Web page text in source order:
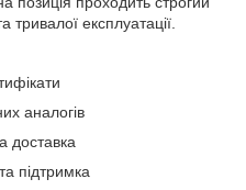
тривалої експлуатації.
аналогів
доставка
підтримка